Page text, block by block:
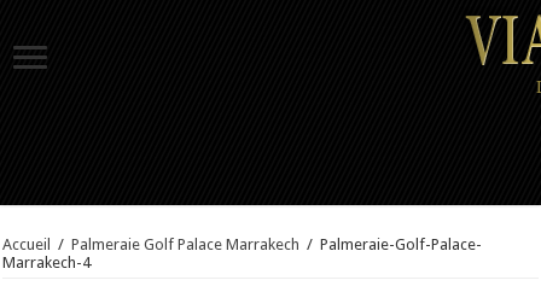
Accueil / Palmeraie Golf Palace Marrakech / Palmeraie-Golf-Palace-
Marrakech-4